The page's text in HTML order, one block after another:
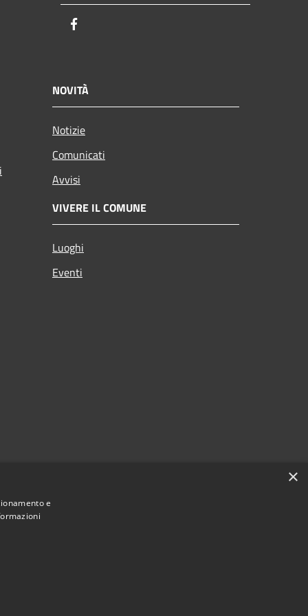
NOVITÀ
Notizie
Comunicati
Avvisi
VIVERE IL COMUNE
Luoghi
Eventi
×
e